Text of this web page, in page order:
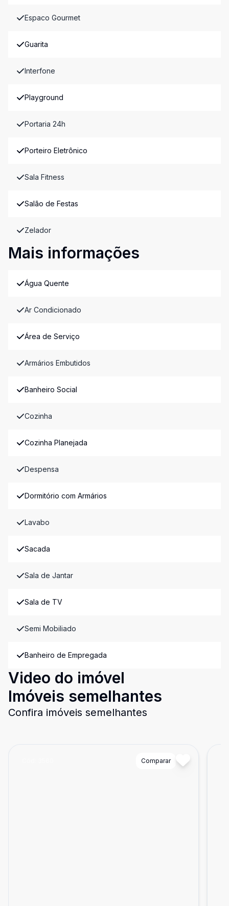
Espaco Gourmet
Guarita
Interfone
Playground
Portaria 24h
Porteiro Eletrônico
Sala Fitness
Salão de Festas
Zelador
Mais informações
Água Quente
Ar Condicionado
Área de Serviço
Armários Embutidos
Banheiro Social
Cozinha
Cozinha Planejada
Despensa
Dormitório com Armários
Lavabo
Sacada
Sala de Jantar
Sala de TV
Semi Mobiliado
Banheiro de Empregada
Video do imóvel
Imóveis semelhantes
Confira imóveis semelhantes
Comparar